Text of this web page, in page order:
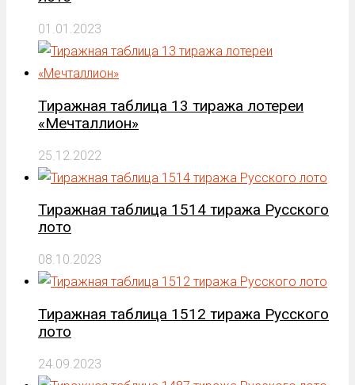
01.01.2023
Тиражная таблица 13 тиража лотереи
«Мечталлион»
25.12.2022
Тиражная таблица 1514 тиража Русского
лото
08.10.2023
Тиражная таблица 1512 тиража Русского
лото
24.09.2023